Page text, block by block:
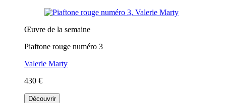
Œuvre de la semaine
Piaftone rouge numéro 3
Valerie Marty
430 €
Découvrir